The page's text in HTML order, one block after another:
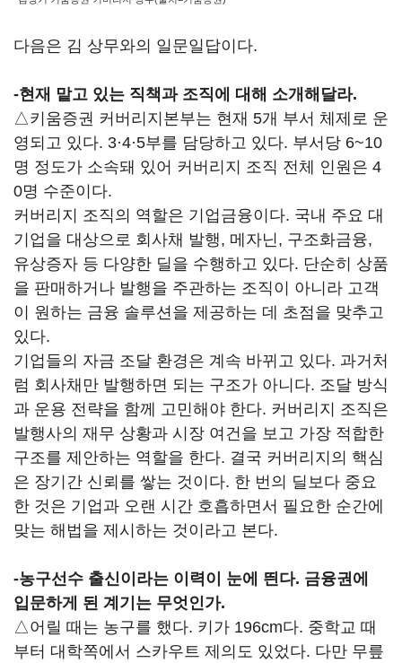
다음은 김 상무와의 일문일답이다.
-현재 맡고 있는 직책과 조직에 대해 소개해달라.
△키움증권 커버리지본부는 현재 5개 부서 체제로 운
영되고 있다. 3·4·5부를 담당하고 있다. 부서당 6~10
명 정도가 소속돼 있어 커버리지 조직 전체 인원은 4
0명 수준이다.
커버리지 조직의 역할은 기업금융이다. 국내 주요 대
기업을 대상으로 회사채 발행, 메자닌, 구조화금융,
유상증자 등 다양한 딜을 수행하고 있다. 단순히 상품
을 판매하거나 발행을 주관하는 조직이 아니라 고객
이 원하는 금융 솔루션을 제공하는 데 초점을 맞추고
있다.
기업들의 자금 조달 환경은 계속 바뀌고 있다. 과거처
럼 회사채만 발행하면 되는 구조가 아니다. 조달 방식
과 운용 전략을 함께 고민해야 한다. 커버리지 조직은
발행사의 재무 상황과 시장 여건을 보고 가장 적합한
구조를 제안하는 역할을 한다. 결국 커버리지의 핵심
은 장기간 신뢰를 쌓는 것이다. 한 번의 딜보다 중요
한 것은 기업과 오랜 시간 호흡하면서 필요한 순간에
맞는 해법을 제시하는 것이라고 본다.
-농구선수 출신이라는 이력이 눈에 띈다. 금융권에
입문하게 된 계기는 무엇인가.
△어릴 때는 농구를 했다. 키가 196cm다. 중학교 때
부터 대학쪽에서 스카우트 제의도 있었다. 다만 무릎